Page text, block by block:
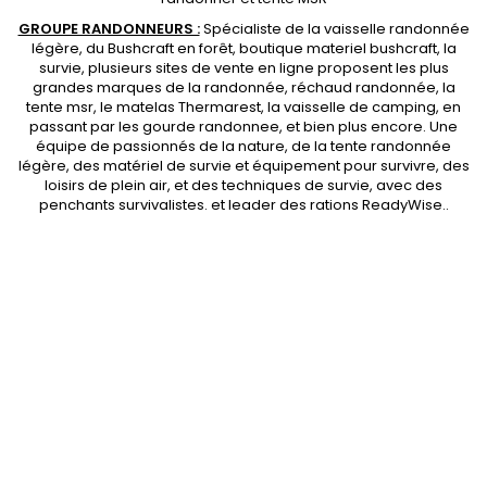
GROUPE RANDONNEURS :Spécialiste de la vaisselle randonnée
légère, du Bushcraft en forêt, boutique materiel bushcraft, la
survie, plusieurs sites de vente en ligne proposent les plus
grandes marques de la randonnée, réchaud randonnée, la
tente msr, le matelas Thermarest, la vaisselle de camping, en
passant par les gourde randonnee, et bien plus encore. Une
équipe de passionnés de la nature, de latente randonnée
légère, des matériel de survie et équipement pour survivre, des
loisirs de plein air, et des techniques de survie, avec des
penchants survivalistes. et leader des rations ReadyWise..